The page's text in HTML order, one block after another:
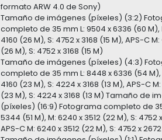
formato ARW 4.0 de Sony)
Tamaño de imágenes (píxeles) (3:2)
completo de 35 mm L: 9504 x 6336 (60 M),
4160 (26 M), S: 4752 x 3168 (15 M), APS-C
(26 M), S: 4752 x 3168 (15 M)
Tamaño de imágenes (píxeles) (4:3)
completo de 35 mm L: 8448 x 6336 (54 M),
4160 (23 M), S: 4224 x 3168 (13 M), APS-C
(23 M), S: 4224 x 3168 (13 M) Tamaño de
(píxeles) (16:9) Fotograma completo de
5344 (51 M), M: 6240 x 3512 (22 M), S: 4752
APS-C M: 6240 x 3512 (22 M), S: 4752 x